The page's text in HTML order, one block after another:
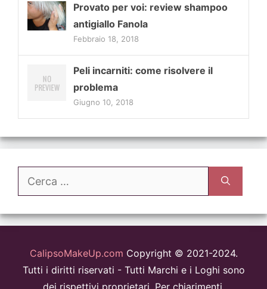
Provato per voi: review shampoo
antigiallo Fanola
Febbraio 18, 2018
Peli incarniti: come risolvere il
problema
Giugno 10, 2018
Ricerca
CalipsoMakeUp.com Copyright © 2021-2024.
Tutti i diritti riservati - Tutti Marchi e i Loghi sono
dei rispettivi proprietari. Per chiarimenti,